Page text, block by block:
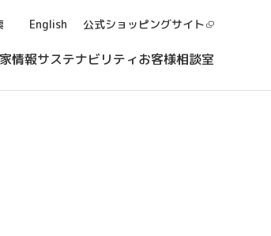
English 公式ショッピングサイト
情報サステナビリティお客様相談室